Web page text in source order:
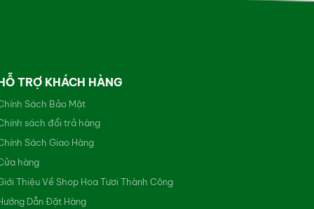
TRỢ KHÁCH HÀNG
Sách Bảo Mật
sách đổi trả hàng
Sách Giao Hàng
hàng
Thiệu Về Shop Hoa Tươi Thành Công
Dẫn Đặt Hàng